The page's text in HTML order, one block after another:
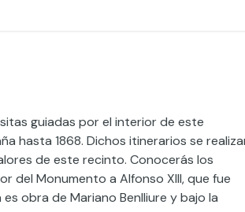
guiadas por el interior de este
hasta 1868. Dichos itinerarios se
de este recinto. Conocerás los
del Monumento a Alfonso XIII, que fue
obra de Mariano Benlliure y bajo la